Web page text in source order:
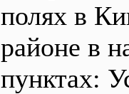
полях в
районе в
пунктах: